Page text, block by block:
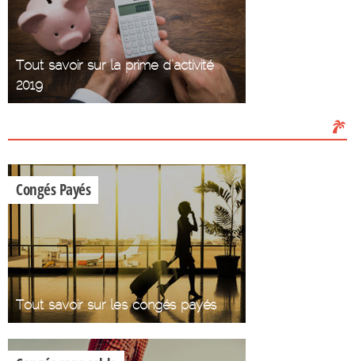
Tout savoir sur la prime d'activité
2019
Congés Payés
Tout savoir sur les congés payés